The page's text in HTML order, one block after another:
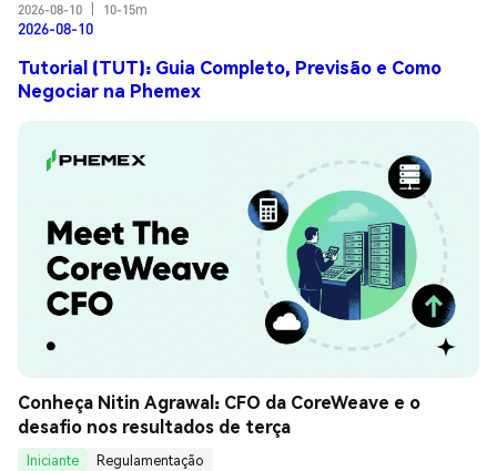
2026-08-10
10-15m
2026-08-10
Tutorial (TUT): Guia Completo, Previsão e Como
Negociar na Phemex
Conheça Nitin Agrawal: CFO da CoreWeave e o
desafio nos resultados de terça
Iniciante
Regulamentação